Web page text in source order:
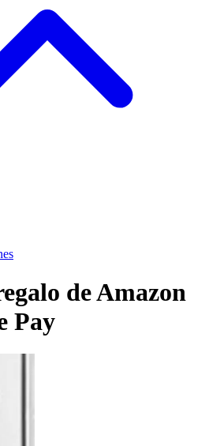
de Amazon
Pay